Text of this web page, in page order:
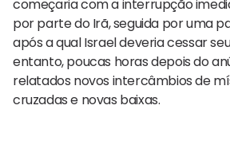
começaria com a interrupção
por parte do Irã, seguida por uma
após a qual Israel deveria cessar
entanto, poucas horas depois do
relatados novos intercâmbios de
cruzadas e novas baixas.